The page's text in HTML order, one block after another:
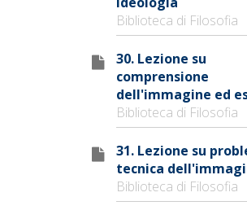
Biblioteca di Filosofia
30. Lezione su
comprensione
dell'immagine ed
Biblioteca di Filosofia
31. Lezione su
tecnica
Biblioteca di Filosofia